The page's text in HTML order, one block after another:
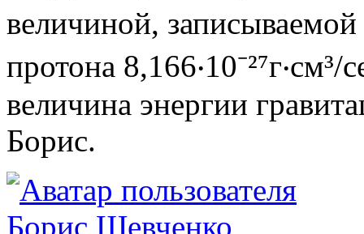
величиной, записываемой
протона
величина энергии
Борис.
Борис Шевченко